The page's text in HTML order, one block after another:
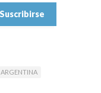
ARGENTINA